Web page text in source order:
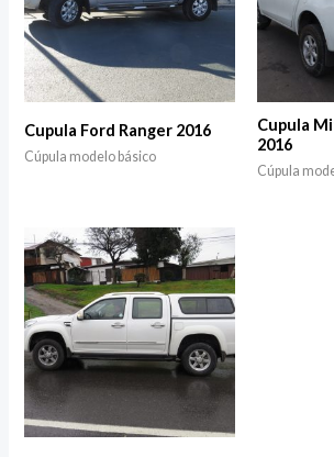
Cupula Ford Ranger 2016
Cúpula modelo básico
Cupula
2016
Cúpula